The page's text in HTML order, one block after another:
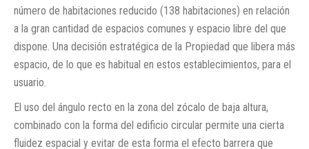
número de habitaciones reducido (138 habitaciones) en relación
a la gran cantidad de espacios comunes y espacio libre del que
dispone. Una decisión estratégica de la Propiedad que libera más
espacio, de lo que es habitual en estos establecimientos, para el
usuario.
El uso del ángulo recto en la zona del zócalo de baja altura,
combinado con la forma del edificio circular permite una cierta
fluidez espacial y evitar de esta forma el efecto barrera que